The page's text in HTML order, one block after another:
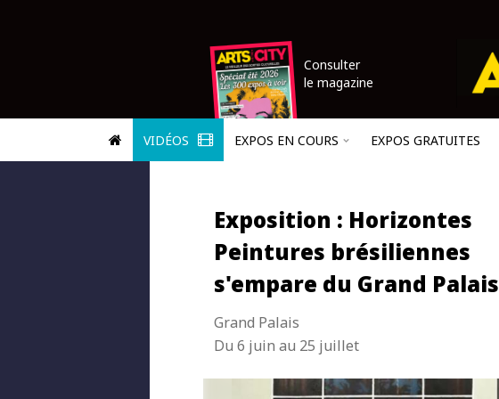
Consulter
le magazine
VIDÉOS EXPOS EN COURS EXPOS GRATUITES
Exposition : Horizontes
Peintures brésiliennes
s'empare du Grand Palais
Grand Palais
Du 6 juin au 25 juillet